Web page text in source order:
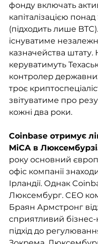
фонду включать
капіталізацією
(підходить лише
існуватиме
казначейства штату.
керуватимуть
контролер
троє
звітуватиме про
кожні два роки.
Coinbase отримує
MiCA в
року основний
офіс компанії
Ірландії. Однак
Люксембург. CEO
Браян Армстронг
сприятливий бізнес-
підхід до